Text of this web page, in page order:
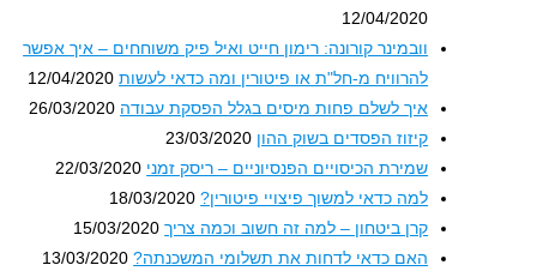
12/04/2020
וובמינר קורונה: רימון חייט ואיל פיק משוחחים – איך אפשר
להרוויח מ-חל"ת או פיטורין ומה כדאי לעשות 12/04/2020
איך לשלם פחות מיסים בגלל הפסקת עבודה 26/03/2020
קיזוז הפסדים בשוק ההון 23/03/2020
שמירת הכיסויים הפנסיוניים – ריסק זמני 22/03/2020
למה כדאי למשוך פיצויי פיטורין? 18/03/2020
קרן ביטחון – למה זה חשוב וכמה צריך 15/03/2020
האם כדאי לדחות את תשלומי המשכנתה? 13/03/2020